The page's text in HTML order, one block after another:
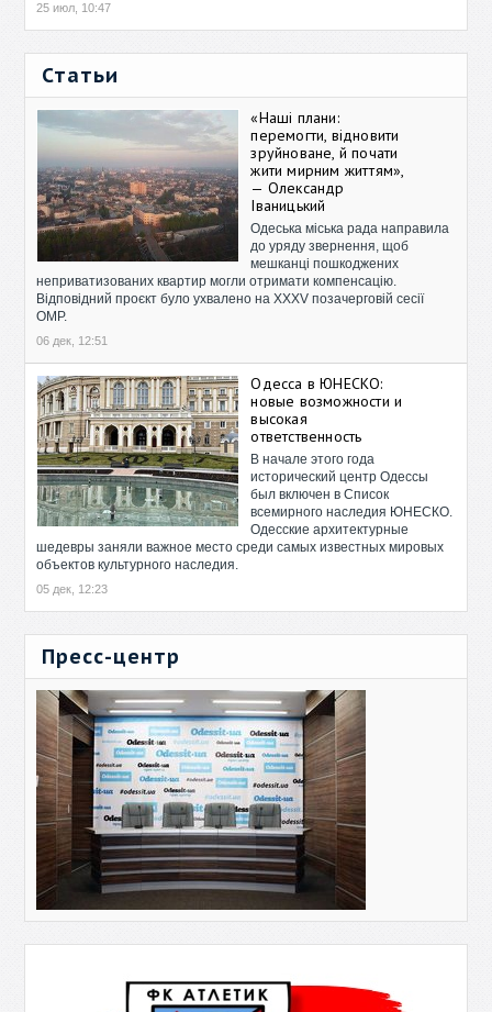
25 июл, 10:47
Статьи
«Наші плани:
перемогти, відновити
зруйноване, й почати
жити мирним життям»,
— Олександр
Іваницький
Одеська міська рада направила
до уряду звернення, щоб
мешканці пошкоджених
неприватизованих квартир могли отримати компенсацію.
Відповідний проєкт було ухвалено на XXXV позачерговій сесії
ОМР.
06 дек, 12:51
Одесса в ЮНЕСКО:
новые возможности и
высокая
ответственность
В начале этого года
исторический центр Одессы
был включен в Список
всемирного наследия ЮНЕСКО.
Одесские архитектурные
шедевры заняли важное место среди самых известных мировых
объектов культурного наследия.
05 дек, 12:23
Пресс-центр